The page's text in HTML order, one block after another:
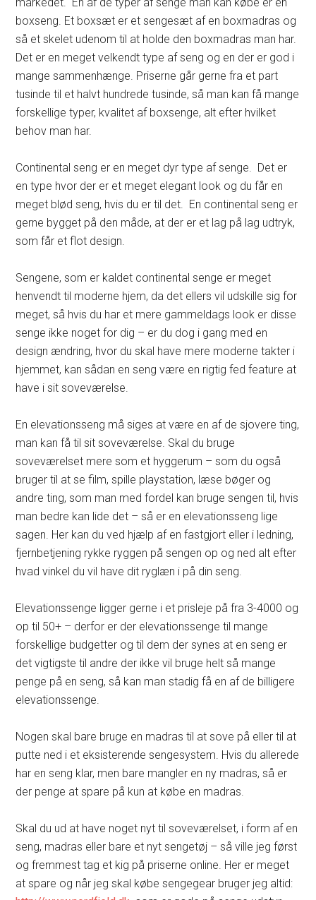
boxseng. Et boxsæt er et sengesæt af en boxmadras og
så et skelet udenom til at holde den boxmadras man har.
Det er en meget velkendt type af seng og en der er god i
mange sammenhænge. Priserne går gerne fra et part
tusinde til et halvt hundrede tusinde, så man kan få mange
forskellige typer, kvalitet af boxsenge, alt efter hvilket
behov man har.
Continental seng er en meget dyr type af senge. Det er
en type hvor der er et meget elegant look og du får en
meget blød seng, hvis du er til det. En continental seng er
gerne bygget på den måde, at der er et lag på lag udtryk,
som får et flot design.
Sengene, som er kaldet continental senge er meget
henvendt til moderne hjem, da det ellers vil udskille sig for
meget, så hvis du har et mere gammeldags look er disse
senge ikke noget for dig – er du dog i gang med en
design ændring, hvor du skal have mere moderne takter i
hjemmet, kan sådan en seng være en rigtig fed feature at
have i sit soveværelse.
En elevationsseng må siges at være en af de sjovere ting,
man kan få til sit soveværelse. Skal du bruge
soveværelset mere som et hyggerum – som du også
bruger til at se film, spille playstation, læse bøger og
andre ting, som man med fordel kan bruge sengen til, hvis
man bedre kan lide det – så er en elevationsseng lige
sagen. Her kan du ved hjælp af en fastgjort eller i ledning,
fjernbetjening rykke ryggen på sengen op og ned alt efter
hvad vinkel du vil have dit ryglæn i på din seng.
Elevationssenge ligger gerne i et prisleje på fra 3-4000 og
op til 50+ – derfor er der elevationssenge til mange
forskellige budgetter og til dem der synes at en seng er
det vigtigste til andre der ikke vil bruge helt så mange
penge på en seng, så kan man stadig få en af de billigere
elevationssenge.
Nogen skal bare bruge en madras til at sove på eller til at
putte ned i et eksisterende sengesystem. Hvis du allerede
har en seng klar, men bare mangler en ny madras, så er
der penge at spare på kun at købe en madras.
Skal du ud at have noget nyt til soveværelset, i form af en
seng, madras eller bare et nyt sengetøj – så ville jeg først
og fremmest tag et kig på priserne online. Her er meget
at spare og når jeg skal købe sengegear bruger jeg altid: